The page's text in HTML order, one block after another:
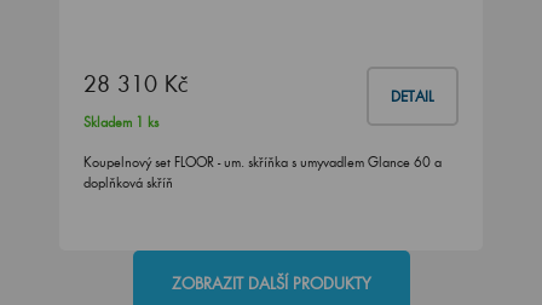
28 310 Kč DETAIL
Skladem 1 ks
Koupelnový set FLOOR - um. skříňka s umyvadlem Glance 60 a
doplňková skříň
ZOBRAZIT DALŠÍ PRODUKTY